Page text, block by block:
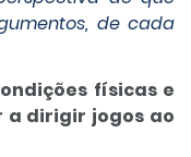
de cada
físicas e
dirigir jogos ao